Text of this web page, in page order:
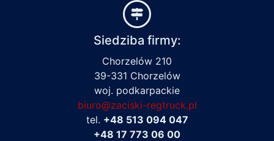
Siedziba firmy:
Chorzelów 210
39-331 Chorzelów
woj. podkarpackie
biuro@zaciski-regtruck.pl
tel. +48 513 094 047
+48 17 773 06 00